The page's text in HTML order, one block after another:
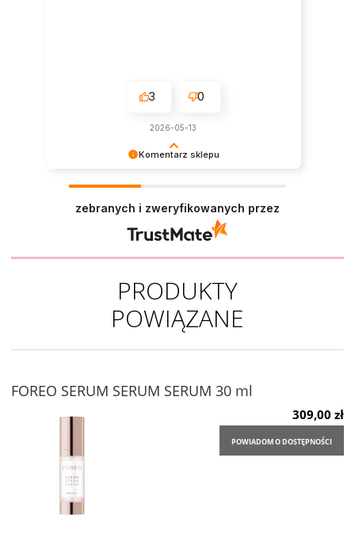
Komentarz sklepu
jak Ty. Z pozdrowieniami, obsługa sklepu.
3 0
2026-05-13
zebranych i zweryfikowanych przez
PRODUKTY
POWIĄZANE
FOREO SERUM SERUM SERUM 30 ml
309,00 zł
POWIADOM O DOSTĘPNOŚCI